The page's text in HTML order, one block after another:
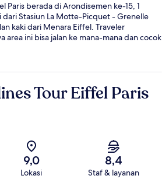
Paris berada di Arondisemen ke-15, 1
dari Stasiun La Motte-Picquet - Grenelle
kaki dari Menara Eiffel. Traveler
area ini bisa jalan ke mana-mana dan cocok
Tour Eiffel Paris
9,0
Lokasi
8,4
Staf & layanan